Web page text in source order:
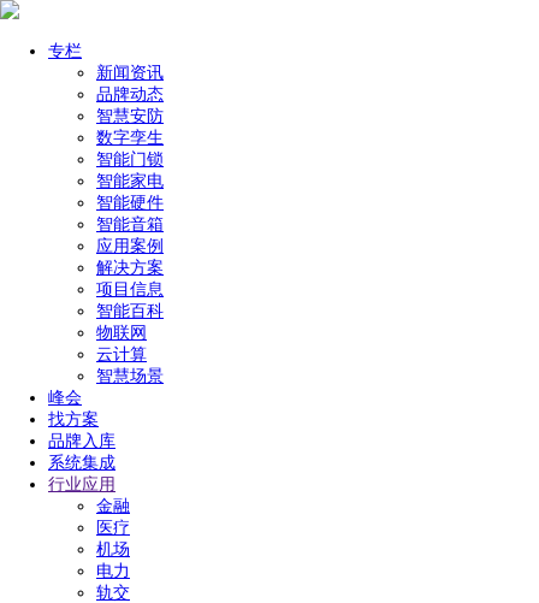
专栏
新闻资讯
品牌动态
智慧安防
数字孪生
智能门锁
智能家电
智能硬件
智能音箱
应用案例
解决方案
项目信息
智能百科
物联网
云计算
智慧场景
峰会
找方案
品牌入库
系统集成
行业应用
金融
医疗
机场
电力
轨交